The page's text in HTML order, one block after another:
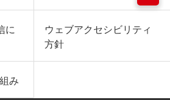
に
ウェブアクセシビリティ
方針
み